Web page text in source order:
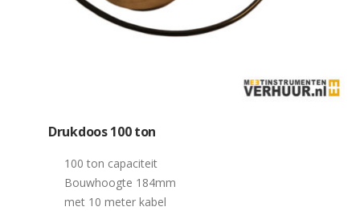
Drukdoos 100 ton
100 ton capaciteit
Bouwhoogte 184mm
met 10 meter kabel